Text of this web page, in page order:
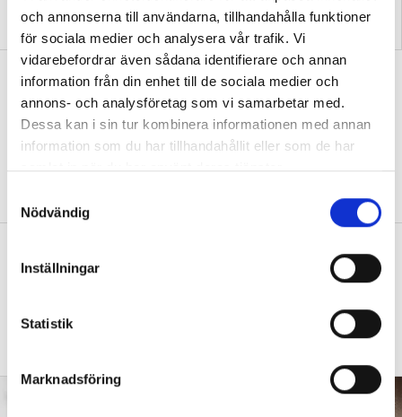
och annonserna till användarna, tillhandahålla funktioner
för sociala medier och analysera vår trafik. Vi
vidarebefordrar även sådana identifierare och annan
information från din enhet till de sociala medier och
annons- och analysföretag som vi samarbetar med.
Dessa kan i sin tur kombinera informationen med annan
information som du har tillhandahållit eller som de har
samlat in när du har använt deras tjänster.
Nödvändig
Inställningar
Statistik
Marknadsföring
”Så bryter vi hatpratets
”Hur skolan fungerar blir
tydligt i trappan”
”Vad ska vår tid räcka till på
förskolan?”
DEBATT”Ska jag som förskollärare duka,
damma, snygga upp i hallen, svara i telefon
eller ska jag vara närvarande tillsammans
”Vad säger det om skolan när allt fler
barn behöver anpassas?”
fler barn från början – inte hur de ska